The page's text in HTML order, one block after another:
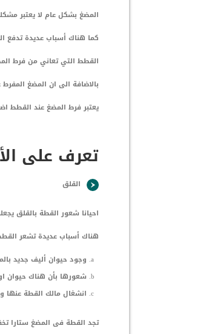
المضغ بشكل عام لا يعتبر
كما هناك أسباب عديدة تدفع
القطط التي تعاني من فرط
بالاضافة الى ان المضغ
يعتبر فرط المضغ عند القطط
تعرف على
القلق
احيانا شعور القطة بالقلق
هناك أسباب عديدة تشعر
وجود حيوان أليف جديد
شعورها بأن هناك حيوان
انشغال مالك القطة
تجد القطة فى المضغ ستارا